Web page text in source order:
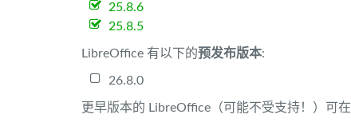
25.8.6
25.8.5
LibreOffice 有以下的预发布版本:
26.8.0
更早版本的 LibreOffice（可能不受支持！）可在